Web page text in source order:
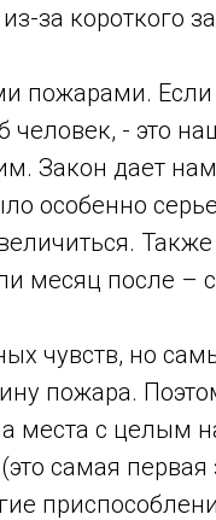
за короткого
пожарами. Если
- это
Закон дает
особенно
месяц после –
чувств, но
пожара.
места с целым
самая